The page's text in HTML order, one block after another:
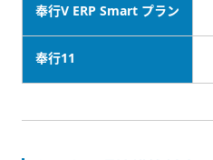
奉行V ERP Smart プラン
奉行11